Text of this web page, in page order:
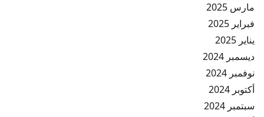
مارس 2025
فبراير 2025
يناير 2025
ديسمبر 2024
نوفمبر 2024
أكتوبر 2024
سبتمبر 2024